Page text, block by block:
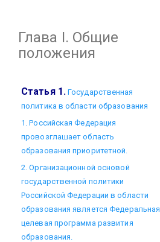
Глава I. Общие
положения
Статья 1. Государственная
политика в области образования
1. Российская Федерация
провозглашает область
образования приоритетной.
2. Организационной основой
государственной политики
Российской Федерации в области
образования является Федеральная
целевая программа развития
образования.